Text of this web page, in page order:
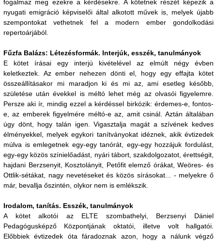
fogalmaz meg ezekre a kérdésekre. A kötetnek részét képezik a
nyugati emigráció képviselői által alkotott művek is, melyek újabb
szempontokat vethetnek fel a modern ember gondolkodási
repertoárjából.
Fűzfa Balázs: Létezésformák. Interjúk, esszék, tanulmányok
E kötet írásai egy interjú kivételével az elmúlt négy évben
keletkeztek. Az ember nehezen dönti el, hogy egy effajta kötet
összeállításakor mi maradjon ki és mi az, ami esetleg később,
születése után évekkel is méltó lehet még az olvasói figyelemre.
Persze aki ír, mindig ezzel a kérdéssel birkózik: érdemes-e, fontos-
e, az emberek figyelmére méltó-e az, amit csinál. Aztán általában
úgy dönt, hogy talán igen. Vigasztalja magát a szívének kedves
élményekkel, melyek egykori tanítványokat idéznek, akik évtizedek
múlva is emlegetnek egy-egy tanórát, egy-egy hozzájuk fordulást,
egy-egy közös színielőadást, nyári tábort, szakdolgozatot, érettségit,
hajdani Berzsenyit, Kosztolányit, Petőfit elemző órákat, Weöres- és
Ottlik-sétákat, nagy nevetéseket és közös sírásokat... - melyekre ő
már, bevallja őszintén, olykor nem is emlékszik.
Irodalom, tanítás. Esszék, tanulmányok
A kötet alkotói az ELTE szombathelyi, Berzsenyi Dániel
Pedagógusképző Központjának oktatói, illetve volt hallgatói.
Előbbiek évtizedek óta fáradoznak azon, hogy a nálunk végző